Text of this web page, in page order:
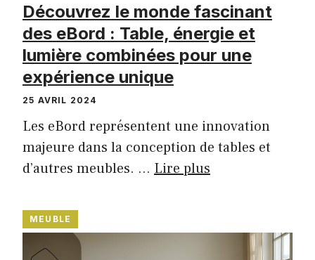
Découvrez le monde fascinant
des eBord : Table, énergie et
lumière combinées pour une
expérience unique
25 AVRIL 2024
Les eBord représentent une innovation
majeure dans la conception de tables et
d’autres meubles. … Lire plus
MEUBLE